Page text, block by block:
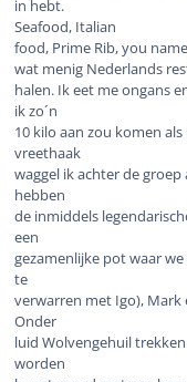
in hebt.
Seafood, Italian
food, Prime Rib, you
wat menig Nederlands
halen. Ik eet me ongans
ik zo´n
10 kilo aan zou komen
vreethaak
waggel ik achter de
hebben
de inmiddels
een
gezamenlijke pot waar
te
verwarren met Igo), Mark
Onder
luid Wolvengehuil
worden